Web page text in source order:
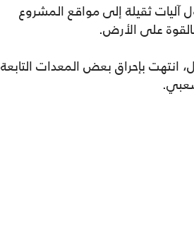
آليات ثقيلة إلى مواقع المشروع
على الأرض.
انتهت بإحراق بعض المعدات التابعة